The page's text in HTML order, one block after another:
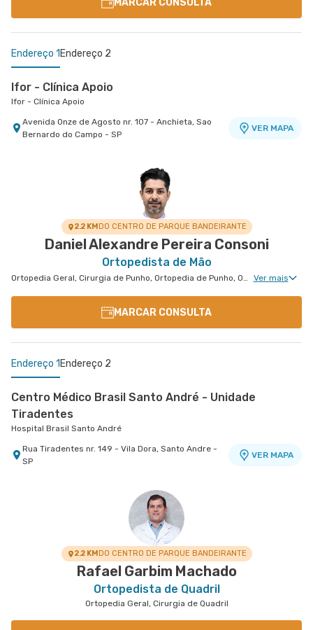
Endereço 1 Endereço 2
Ifor - Clínica Apoio
Ifor - Clínica Apoio
Avenida Onze de Agosto nr. 107 - Anchieta, Sao
Bernardo do Campo - SP
VER MAPA
Rua Americo Brasiliense nr. 596 - Centro, Sao
2.2 KMDO CENTRO DE PARQUE BANDEIRANTE
Daniel Alexandre Pereira Consoni
Ortopedista de Mão
Ortopedia Geral, Cirurgia de Punho, Ortopedia de Punho, Ortopedia de Cotovelo, Cirurgia de Cotovelo, Cirurgia de Mão Ver mais
MARCAR CONSULTA
Endereço 1 Endereço 2
Centro Médico Brasil Santo André - Unidade
Tiradentes
Hospital Brasil Santo André
Rua Tiradentes nr. 149 - Vila Dora, Santo Andre -
SP
VER MAPA
Rua Americo Brasiliense nr. 596 - Centro, Sao
2.2 KMDO CENTRO DE PARQUE BANDEIRANTE
Rafael Garbim Machado
Ortopedista de Quadril
Ortopedia Geral, Cirurgia de Quadril